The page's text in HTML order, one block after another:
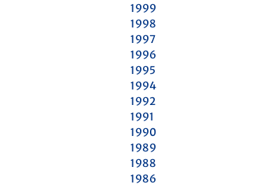
1999
1998
1997
1996
1995
1994
1992
1991
1990
1989
1988
1986